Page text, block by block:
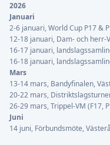
2026
Januari
2-6 januari, World Cup P17 &
12-18 januari, Dam- och herr-
16-17 januari,
16-18 januari,
Mars
13-14 mars, Bandyfinalen,
20-22 mars,
26-29 mars, Trippel-VM (F17,
Juni
14 juni, Förbundsmöte,